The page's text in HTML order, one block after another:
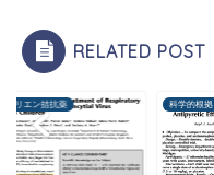
RELATED POST
トリエン拮抗薬 科学的根拠